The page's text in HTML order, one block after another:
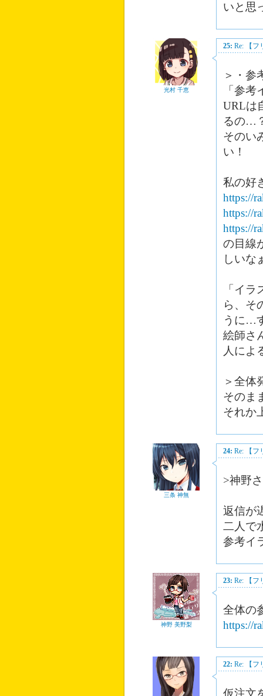
いと思
光村 千恵
25: Re: 【フ
＞・参
「参
URLは
るの…
そのい
い！
私の好
https://
https://
https://
の目線
しいな
「イ
ら、そ
うに…
絵師さ
人によ
＞全体
そのま
それか
三条 神無
24: Re: 【フ
>神野
返信が
二人で
参考イ
神野 美野梨
23: Re: 【フ
全体の
https://
22: Re: 【フ
仮注文